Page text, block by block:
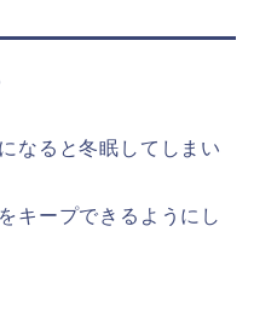
なると冬眠してしまい
キープできるようにし